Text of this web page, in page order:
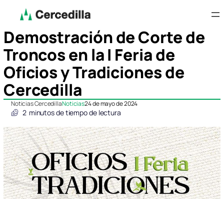
Demostración de Corte de
Troncos en la I Feria de
Oficios y Tradiciones de
Cercedilla
Noticias CercedillaNoticias24 de mayo de 2024
2 minutos de tiempo de lectura